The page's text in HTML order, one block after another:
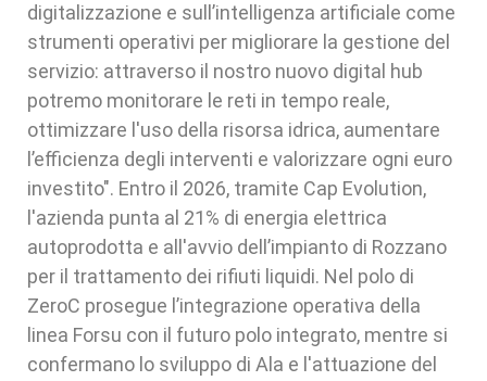
digitalizzazione e sull’intelligenza artificiale come
strumenti operativi per migliorare la gestione del
servizio: attraverso il nostro nuovo digital hub
potremo monitorare le reti in tempo reale,
ottimizzare l'uso della risorsa idrica, aumentare
l’efficienza degli interventi e valorizzare ogni euro
investito". Entro il 2026, tramite Cap Evolution,
l'azienda punta al 21% di energia elettrica
autoprodotta e all'avvio dell’impianto di Rozzano
per il trattamento dei rifiuti liquidi. Nel polo di
ZeroC prosegue l’integrazione operativa della
linea Forsu con il futuro polo integrato, mentre si
confermano lo sviluppo di Ala e l'attuazione del